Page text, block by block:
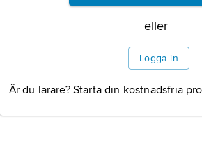
eller
Logga in
Är du lärare? Starta din kostnadsfria